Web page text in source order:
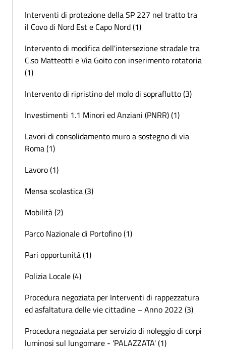
Interventi di protezione della SP 227 nel tratto tra
il Covo di Nord Est e Capo Nord (1)
Intervento di modifica dell'intersezione stradale tra
C.so Matteotti e Via Goito con inserimento rotatoria
(1)
Intervento di ripristino del molo di sopraflutto (3)
Investimenti 1.1 Minori ed Anziani (PNRR) (1)
Lavori di consolidamento muro a sostegno di via
Roma (1)
Lavoro (1)
Mensa scolastica (3)
Mobilità (2)
Parco Nazionale di Portofino (1)
Pari opportunità (1)
Polizia Locale (4)
Procedura negoziata per Interventi di rappezzatura
ed asfaltatura delle vie cittadine – Anno 2022 (3)
Procedura negoziata per servizio di noleggio di corpi
luminosi sul lungomare - 'PALAZZATA' (1)